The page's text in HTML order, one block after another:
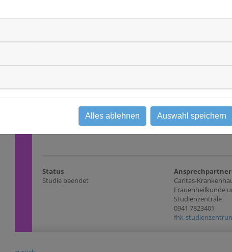
Beobachtungsstudie
Wesentliche
gesicherten
Bereitschaft, den
nach
der 3- oder 4-
Status
Studie beendet
Caritas-
Frauenheilkunde
Studienzentrale
0941 7823401
fhk-
Alles ablehnen Auswahl speichern